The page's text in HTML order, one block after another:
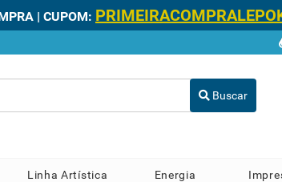
| CUPOM:
Buscar
Linha Artística Energia